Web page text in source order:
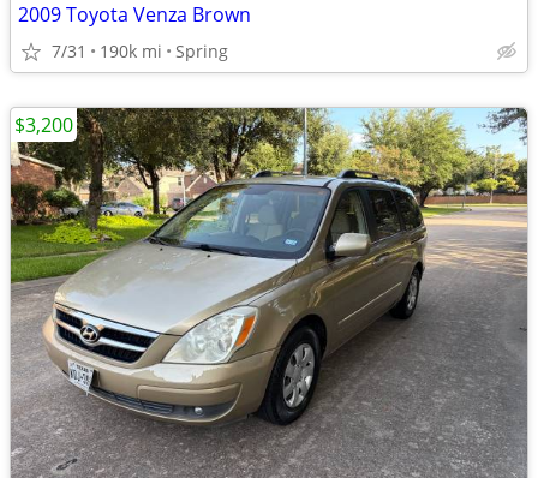
2009 Toyota Venza Brown
7/31 190k mi Spring
$3,200